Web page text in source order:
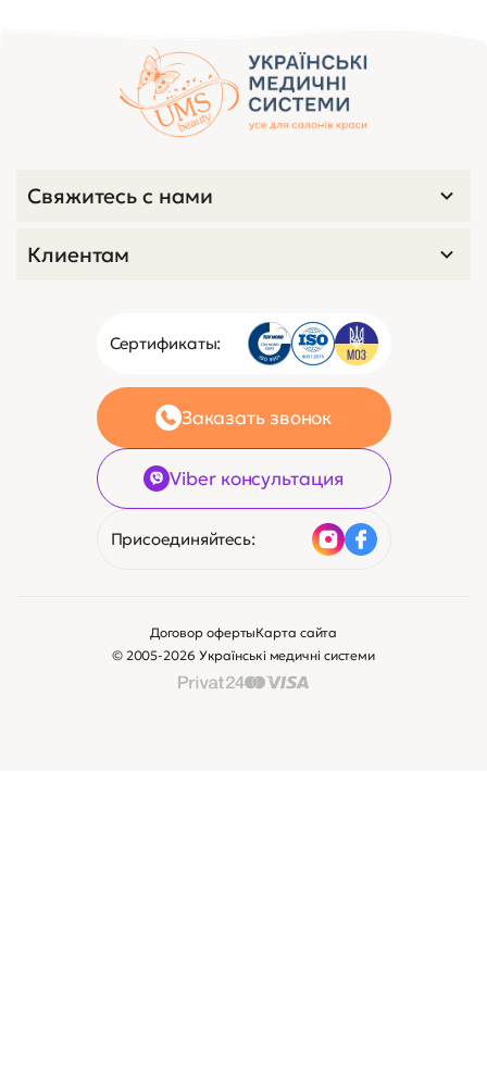
Сертификаты:
Заказать звонок
Viber консультация
Присоединяйтесь:
Свяжитесь с нами
Клиентам
© 2005-2026 Українські медичні системи
Договор офертыКарта сайта